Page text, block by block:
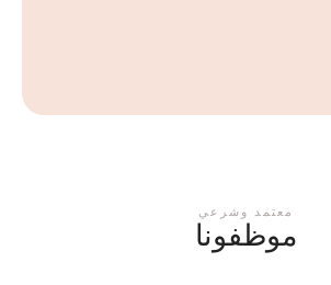
معتمد وشرعي
موظفونا